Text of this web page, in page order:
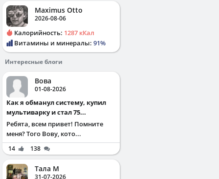
Maximus Otto
2026-08-06
Калорийность: 1287 кКал
Витамины и минералы: 91%
Интересные блоги
Вова
01-08-2026
Как я обманул систему, купил
мультиварку и стал 75...
Ребята, всем привет! Помните
меня? Того Вову, кото...
14 138
Тала М
31-07-2026